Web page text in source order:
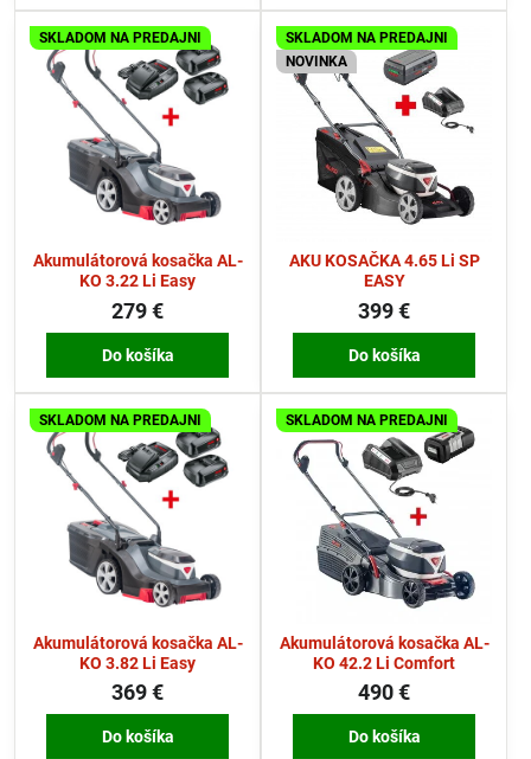
SKLADOM NA PREDAJNI
Akumulátorová kosačka AL-
KO 3.22 Li Easy
279 €
Do košíka
SKLADOM NA PREDAJNI
NOVINKA
AKU KOSAČKA 4.65 Li SP
EASY
399 €
Do košíka
SKLADOM NA PREDAJNI
Akumulátorová kosačka AL-
KO 3.82 Li Easy
369 €
Do košíka
SKLADOM NA PREDAJNI
Akumulátorová kosačka AL-
KO 42.2 Li Comfort
490 €
Do košíka